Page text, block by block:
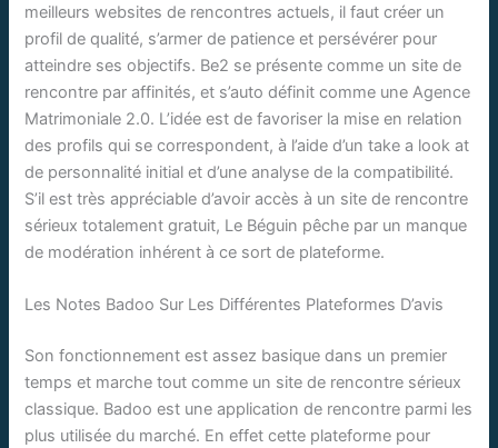
meilleurs websites de rencontres actuels, il faut créer un
profil de qualité, s’armer de patience et persévérer pour
atteindre ses objectifs. Be2 se présente comme un site de
rencontre par affinités, et s’auto définit comme une Agence
Matrimoniale 2.0. L’idée est de favoriser la mise en relation
des profils qui se correspondent, à l’aide d’un take a look at
de personnalité initial et d’une analyse de la compatibilité.
S’il est très appréciable d’avoir accès à un site de rencontre
sérieux totalement gratuit, Le Béguin pêche par un manque
de modération inhérent à ce sort de plateforme.
Les Notes Badoo Sur Les Différentes Plateformes D’avis
Son fonctionnement est assez basique dans un premier
temps et marche tout comme un site de rencontre sérieux
classique. Badoo est une application de rencontre parmi les
plus utilisée du marché. En effet cette plateforme pour